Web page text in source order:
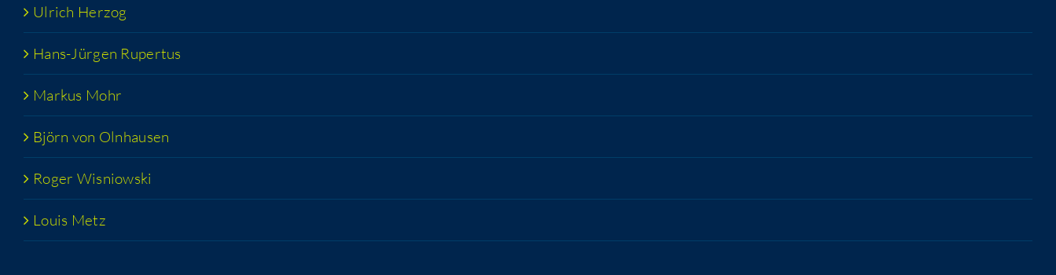
Ulrich Her­zog
Hans-Jür­­gen Rupertus
Mar­kus Mohr
Björn von Olnhausen
Roger Wis­niow­ski
Lou­is Metz